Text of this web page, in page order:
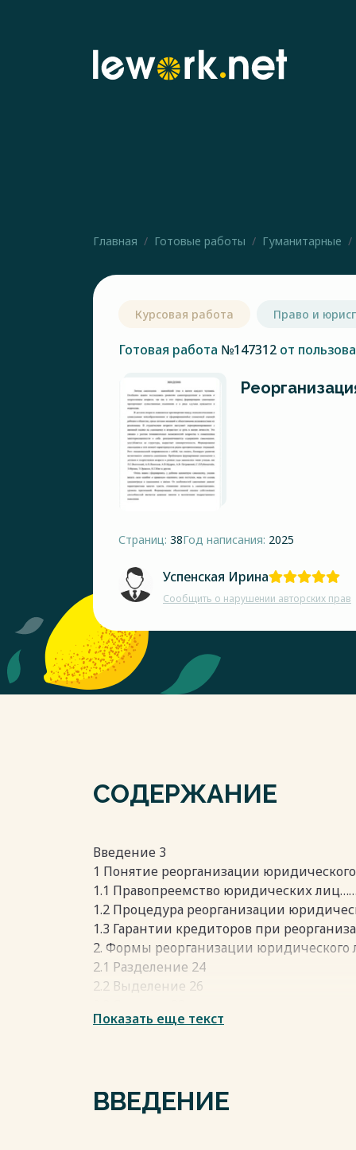
Главная Готовые работы Гуманитарные
Курсовая работа Право и
Готовая работа №147312 от
Страниц: 38Год написания: 2025
Успенская Ирина
Сообщить о нарушении авторских прав
СОДЕРЖАНИЕ
Введение 3
1 Понятие реорганизации
1.1 Правопреемство юридических
1.2 Процедура реорганизации
1.3 Гарантии кредиторов при
2. Формы реорганизации юридического
2.1 Разделение 24
2.2 Выделение 26
2.4 Присоединение 30
Весь текст будет доступен
Показать еще текст
ВВЕДЕНИЕ